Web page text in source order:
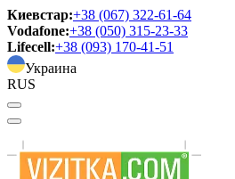
Киевстар:+38 (067) 322-61-64
Vodafone:+38 (050) 315-23-33
Lifecell:+38 (093) 170-41-51
Украина
RUS